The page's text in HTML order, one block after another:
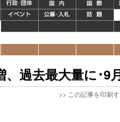
過去最大量に･9
>> この記事を印刷す